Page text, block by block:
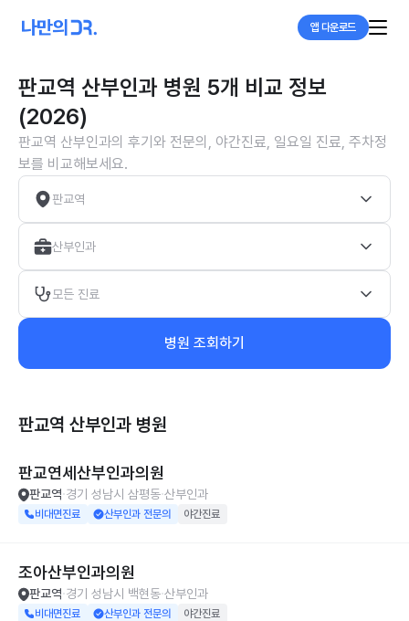
앱 다운로드
판교역 산부인과 병원 5개 비교 정보
(2026)
판교역 산부인과의 후기와 전문의, 야간진료, 일요일 진료, 주차정
보를 비교해보세요.
판교역
산부인과
모든 진료
병원 조회하기
판교역 산부인과 병원
판교연세산부인과의원
판교역 경기 성남시 삼평동 산부인과
비대면진료 산부인과 전문의 야간진료
조아산부인과의원
판교역 경기 성남시 백현동 산부인과
비대면진료 산부인과 전문의 야간진료